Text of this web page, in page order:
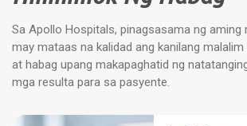
Sa Apollo Hospitals, pinagsasama ng aming
may mataas na kalidad ang kanilang
at habag upang makapaghatid ng
mga resulta para sa pasyente.